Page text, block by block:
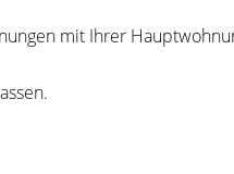
mit Ihrer